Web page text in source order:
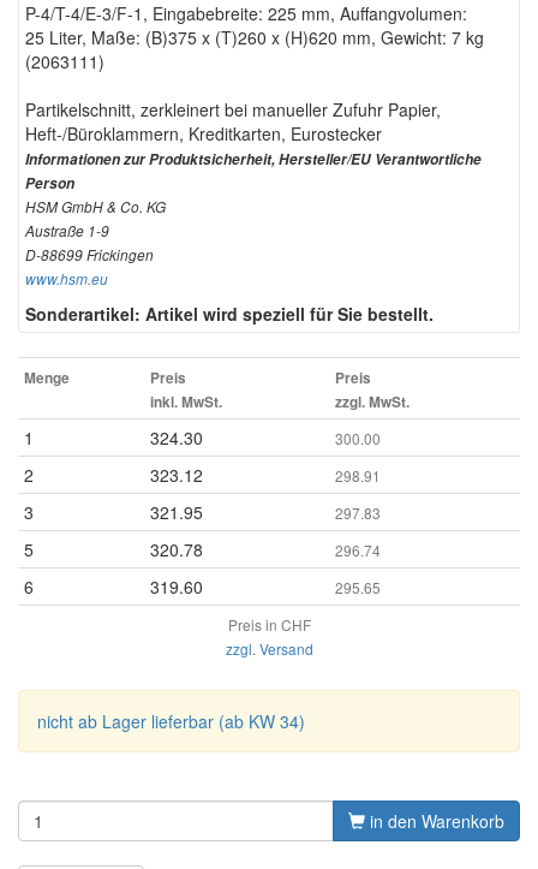
P-4/T-4/E-3/F-1, Eingabebreite: 225 mm, Auffangvolumen:
25 Liter, Maße: (B)375 x (T)260 x (H)620 mm, Gewicht: 7 kg
(2063111)
Partikelschnitt, zerkleinert bei manueller Zufuhr Papier,
Heft-/Büroklammern, Kreditkarten, Eurostecker
Informationen zur Produktsicherheit, Hersteller/EU Verantwortliche
Person
HSM GmbH & Co. KG
Austraße 1-9
D-88699 Frickingen
www.hsm.eu
Sonderartikel: Artikel wird speziell für Sie bestellt.
Menge
Preis
inkl. MwSt.
Preis
zzgl. MwSt.
1 324.30 300.00
2 323.12 298.91
3 321.95 297.83
5 320.78 296.74
6 319.60
295.65
Preis in CHF
zzgl. Versand
nicht ab Lager lieferbar (ab KW 34)
in den Warenkorb